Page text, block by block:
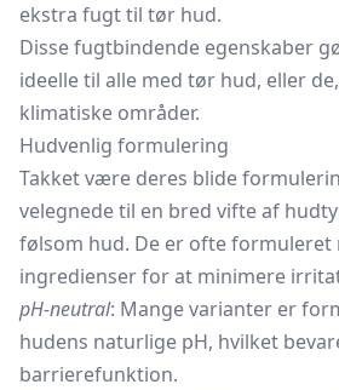
ekstra fugt til tør hud.
Disse fugtbindende egenskaber
ideelle til alle med tør hud, eller
klimatiske områder.
Hudvenlig formulering
Takket være deres blide
velegnede til en bred vifte af
følsom hud. De er ofte formuleret
ingredienser for at minimere
pH-neutral: Mange varianter er
hudens naturlige pH, hvilket
barrierefunktion.